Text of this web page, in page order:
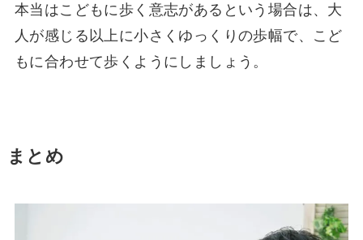
本当はこどもに歩く意志があるという場合は、大
人が感じる以上に小さくゆっくりの歩幅で、こど
もに合わせて歩くようにしましょう。
まとめ